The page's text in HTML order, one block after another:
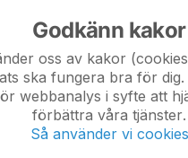
Godkänn kakor
oss av kakor
ska fungera bra för dig.
webbanalys i syfte att
förbättra våra tjänster.
Så använder vi cookies